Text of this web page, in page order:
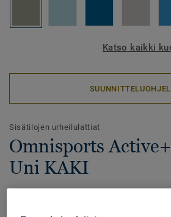
Katso kaikki
Sisätilojen urheilulattiat
Omnisports
Uni KAKI